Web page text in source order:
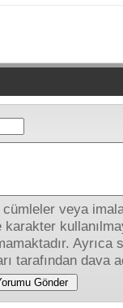
veya
tarafından dava